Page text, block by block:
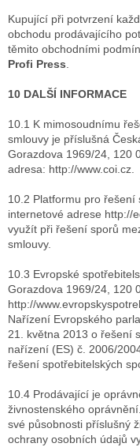
Kupující při potvrzení
obchodu prodávajícího
těmito obchodními
Profi Press.
10 DALŠÍ INFORMACE
10.1 K mimosoudnímu
smlouvy je příslušná
Gorazdova 1969/24, 120
adresa: http://www.coi.cz.
10.2 Platformu pro
internetové adrese http://
využít při řešení sporů
smlouvy.
10.3 Evropské
Gorazdova 1969/24, 120
http://
Nařízení Evropského
21. května 2013 o řešení
nařízení (ES) č. 2006/
řešení spotřebitelských
10.4 Prodávající je
živnostenského
své působnosti příslušný
ochrany osobních údajů